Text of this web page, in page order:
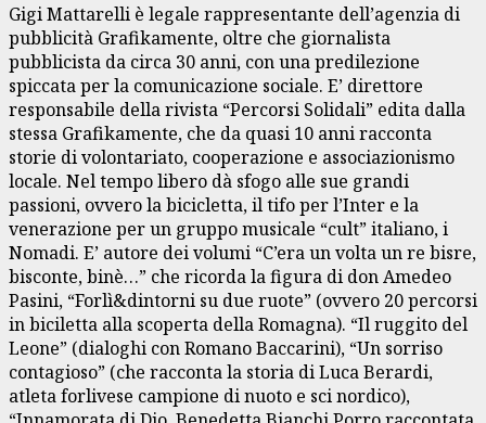
Gigi Mattarelli è legale rappresentante dell’agenzia di
pubblicità Grafikamente, oltre che giornalista
pubblicista da circa 30 anni, con una predilezione
spiccata per la comunicazione sociale. E’ direttore
responsabile della rivista “Percorsi Solidali” edita dalla
stessa Grafikamente, che da quasi 10 anni racconta
storie di volontariato, cooperazione e associazionismo
locale. Nel tempo libero dà sfogo alle sue grandi
passioni, ovvero la bicicletta, il tifo per l’Inter e la
venerazione per un gruppo musicale “cult” italiano, i
Nomadi. E’ autore dei volumi “C’era un volta un re bisre,
bisconte, binè…” che ricorda la figura di don Amedeo
Pasini, “Forlì&dintorni su due ruote” (ovvero 20 percorsi
in biciletta alla scoperta della Romagna). “Il ruggito del
Leone” (dialoghi con Romano Baccarini), “Un sorriso
contagioso” (che racconta la storia di Luca Berardi,
atleta forlivese campione di nuoto e sci nordico),